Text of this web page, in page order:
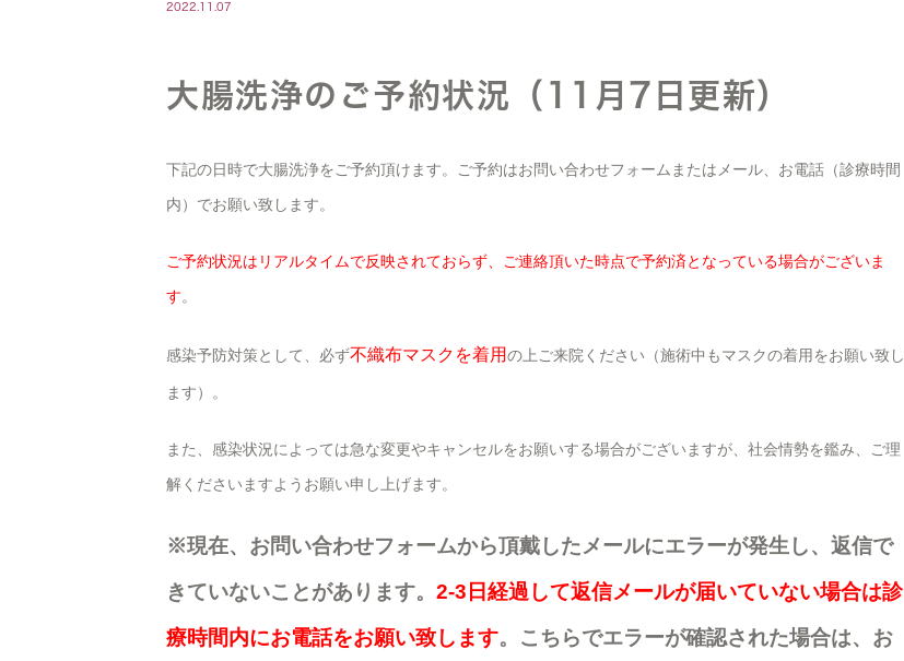
2022.11.07
大腸洗浄のご予約状況（11月7日更新）
下記の日時で大腸洗浄をご予約頂けます。ご予約はお問い合わせフォームまたはメール、お電話（診療時間
内）でお願い致します。
ご予約状況はリアルタイムで反映されておらず、ご連絡頂いた時点で予約済となっている場合がございま
す。
感染予防対策として、必ず不織布マスクを着用の上ご来院ください（施術中もマスクの着用をお願い致し
ます）。
また、感染状況によっては急な変更やキャンセルをお願いする場合がございますが、社会情勢を鑑み、ご理
解くださいますようお願い申し上げます。
※現在、お問い合わせフォームから頂戴したメールにエラーが発生し、返信で
きていないことがあります。 2-3日経過して返信メールが届いていない場合は診
療時間内にお電話をお願い致します。こちらでエラーが確認された場合は、お